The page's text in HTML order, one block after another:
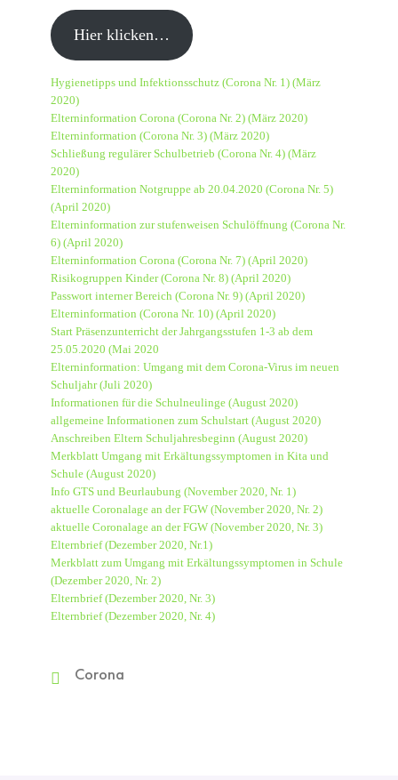
Hier klicken…
Hygienetipps und Infektionsschutz (Corona Nr. 1) (März
2020)
Elterninformation Corona (Corona Nr. 2) (März 2020)
Elterninformation (Corona Nr. 3) (März 2020)
Schließung regulärer Schulbetrieb (Corona Nr. 4) (März
2020)
Elterninformation Notgruppe ab 20.04.2020 (Corona Nr. 5)
(April 2020)
Elterninformation zur stufenweisen Schulöffnung (Corona Nr.
6) (April 2020)
Elterninformation Corona (Corona Nr. 7) (April 2020)
Risikogruppen Kinder (Corona Nr. 8) (April 2020)
Passwort interner Bereich (Corona Nr. 9) (April 2020)
Elterninformation (Corona Nr. 10) (April 2020)
Start Präsenzunterricht der Jahrgangsstufen 1-3 ab dem
25.05.2020 (Mai 2020
Elterninformation: Umgang mit dem Corona-Virus im neuen
Schuljahr (Juli 2020)
Informationen für die Schulneulinge (August 2020)
allgemeine Informationen zum Schulstart (August 2020)
Anschreiben Eltern Schuljahresbeginn (August 2020)
Merkblatt Umgang mit Erkältungssymptomen in Kita und
Schule (August 2020)
Info GTS und Beurlaubung (November 2020, Nr. 1)
aktuelle Coronalage an der FGW (November 2020, Nr. 2)
aktuelle Coronalage an der FGW (November 2020, Nr. 3)
Elternbrief (Dezember 2020, Nr.1)
Merkblatt zum Umgang mit Erkältungssymptomen in Schule
(Dezember 2020, Nr. 2)
Elternbrief (Dezember 2020, Nr. 3)
Elternbrief (Dezember 2020, Nr. 4)
Corona